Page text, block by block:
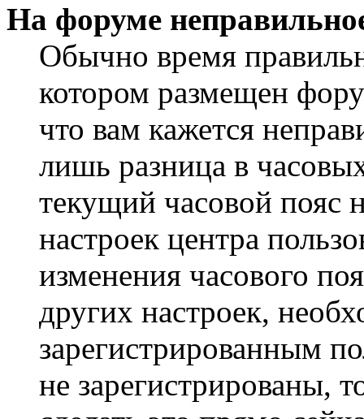
На форуме
Обычно время
котором размещен
что вам кажется
лишь разница в
текущий часовой пояс
настроек центра
изменения часового
других настроек,
зарегистрированным
не зарегистрированы,